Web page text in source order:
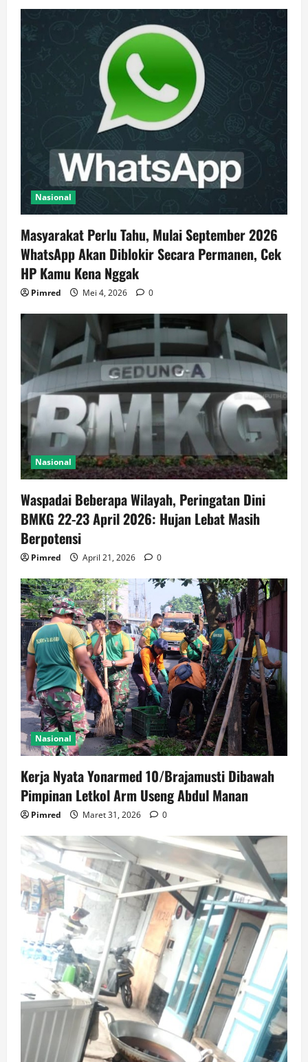
Nasional
Masyarakat Perlu Tahu, Mulai September 2026
WhatsApp Akan Diblokir Secara Permanen, Cek
HP Kamu Kena Nggak
Pimred Mei 4, 2026 0
Nasional
Waspadai Beberapa Wilayah, Peringatan Dini
BMKG 22-23 April 2026: Hujan Lebat Masih
Berpotensi
Pimred April 21, 2026 0
Nasional
Kerja Nyata Yonarmed 10/Brajamusti Dibawah
Pimpinan Letkol Arm Useng Abdul Manan
Pimred Maret 31, 2026 0